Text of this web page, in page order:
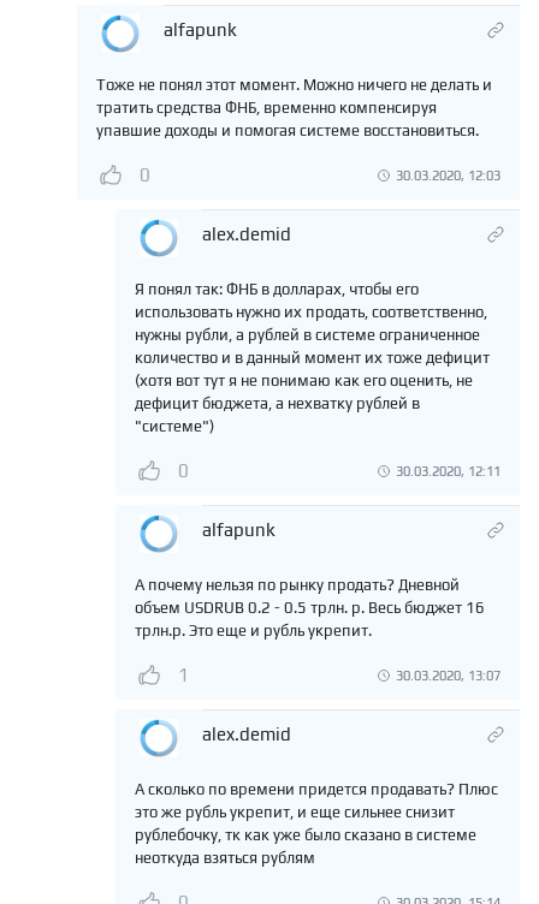
alfapunk
Тоже не понял этот момент. Можно ничего не делать и
тратить средства ФНБ, временно компенсируя
упавшие доходы и помогая системе восстановиться.
0 30.03.2020, 12:03
alex.demid
Я понял так: ФНБ в долларах, чтобы его
использовать нужно их продать, соответственно,
нужны рубли, а рублей в системе ограниченное
количество и в данный момент их тоже дефицит
(хотя вот тут я не понимаю как его оценить, не
дефицит бюджета, а нехватку рублей в
"системе")
0 30.03.2020, 12:11
alfapunk
А почему нельзя по рынку продать? Дневной
объем USDRUB 0.2 - 0.5 трлн. р. Весь бюджет 16
трлн.р. Это еще и рубль укрепит.
1 30.03.2020, 13:07
alex.demid
А сколько по времени придется продавать? Плюс
это же рубль укрепит, и еще сильнее снизит
рублебочку, тк как уже было сказано в системе
неоткуда взяться рублям